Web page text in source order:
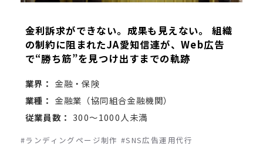
金利訴求ができない。成果も見えない。 組織
の制約に阻まれたJA愛知信連が、Web広告
で“勝ち筋”を見つけ出すまでの軌跡
業界： 金融・保険
業種： 金融業（協同組合金融機関）
従業員数： 300～1000人未満
#ランディングページ制作 #SNS広告運用代行